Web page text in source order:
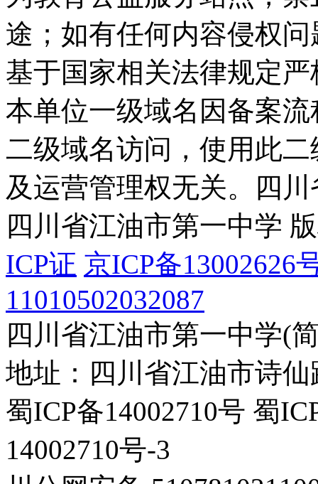
途；如有任何内容侵权
基于国家相关法律规定
本单位一级域名因备案
二级域名访问，使用此
及运营管理权无关。
四
四川省江油市第一中学
ICP证 京ICP备13002626
11010502032087
四川省江油市第一中学(
地址：四川省江油市诗仙
蜀ICP备14002710号 蜀
14002710号-3